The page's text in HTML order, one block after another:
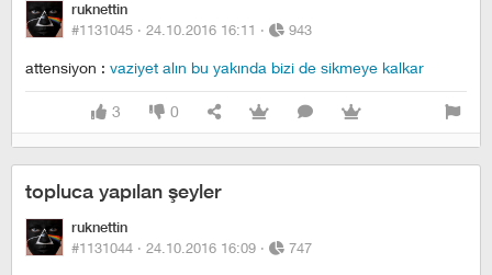
ruknettin
#1131045 · 24.10.2016 16:11 · 943
attensiyon : vaziyet alın bu yakında bizi de sikmeye kalkar
3 0
topluca yapılan şeyler
ruknettin
#1131044 · 24.10.2016 16:09 · 747